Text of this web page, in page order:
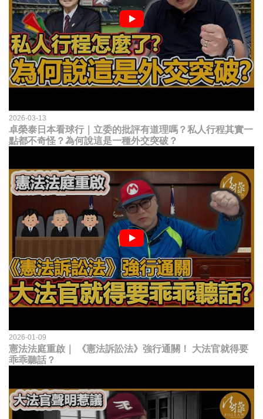
2026-03-13
卓榮泰日本看球行｜立委的批評有道理嗎？私人行程其實一
點都不奇怪？為何說這是一種外交突破？
2026-01-09
憲法法庭重啟｜ 《憲法訴訟法》強行通關！ 大法官就得要
乖乖聽話？